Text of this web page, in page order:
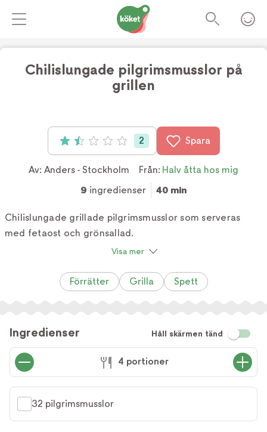
Chilislungade pilgrimsmusslor på
grillen
Betyg: 1.5 av 5 (2 röster)
2 Spara
Av: Anders - Stockholm Från: Halv åtta hos mig
9 ingredienser 40 min
Chilislungade grillade pilgrimsmusslor som serveras
med fetaost och grönsallad.
Visa mer
Förrätter Grilla Spett
Ingredienser Håll skärmen tänd
4 portioner
32 pilgrimsmusslor